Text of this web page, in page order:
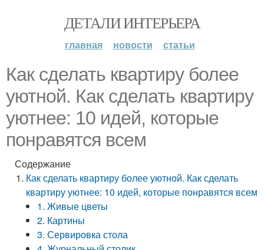
ДЕТАЛИ ИНТЕРЬЕРА
главная новости статьи
Как сделать квартиру более
уютной. Как сделать квартиру
уютнее: 10 идей, которые
понравятся всем
Содержание
Как сделать квартиру более уютной. Как сделать
квартиру уютнее: 10 идей, которые понравятся всем
1. Живые цветы
2. Картины
3. Сервировка стола